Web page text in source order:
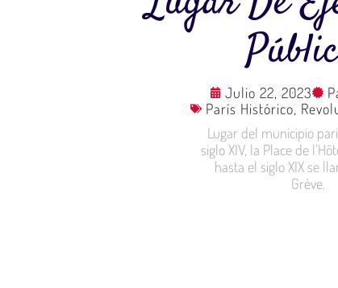
Julio 22, 2023
París Histórico,
Lugar del municipio
siglo XIV, la Place de
hasta el siglo XIX se
Grève.